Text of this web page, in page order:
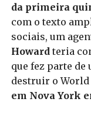
da primeira
com o texto
sociais, um
Howard teria
que fez parte de
destruir o World
em Nova York